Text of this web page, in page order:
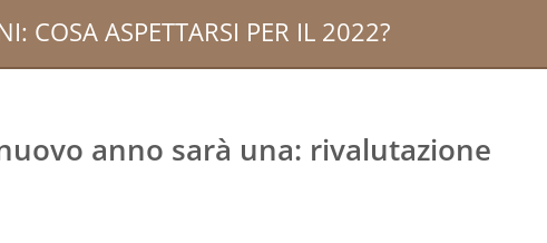
COSA ASPETTARSI PER IL 2022?
anno sarà una: rivalutazione